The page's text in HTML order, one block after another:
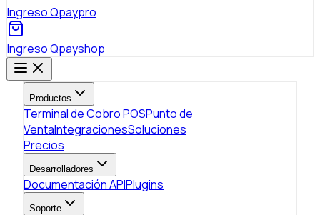
Ingreso Qpaypro
Ingreso Qpayshop
Productos
Terminal de Cobro POSPunto de
VentaIntegracionesSoluciones
Precios
Desarrolladores
Documentación APIPlugins
Soporte